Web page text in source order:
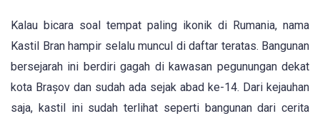
Kalau bicara soal tempat paling ikonik di Rumania, nama
Kastil Bran hampir selalu muncul di daftar teratas. Bangunan
bersejarah ini berdiri gagah di kawasan pegunungan dekat
kota Brașov dan sudah ada sejak abad ke-14. Dari kejauhan
saja, kastil ini sudah terlihat seperti bangunan dari cerita